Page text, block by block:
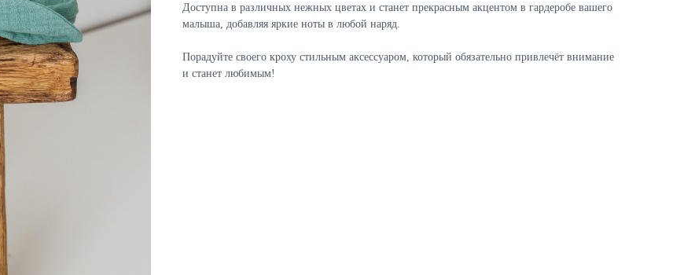
Доступна в различных нежных цветах и станет прекрасным акцентом в гардеробе вашего
малыша, добавляя яркие ноты в любой наряд.
Порадуйте своего кроху стильным аксессуаром, который обязательно привлечёт внимание
и станет любимым!